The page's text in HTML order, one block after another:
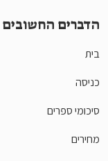
הדברים החשובים
בית
כניסה
סיכומי ספרים
מחירים